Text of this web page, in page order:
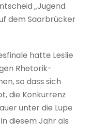
„Jugend
dem Saarbrücker
hatte Leslie
Rhetorik-
so dass sich
die Konkurrenz
unter die Lupe
diesem Jahr als